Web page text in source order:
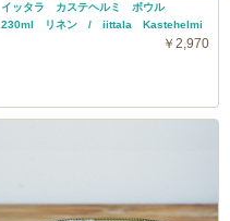
イッタラ カステヘルミ ボウル
230ml リネン / iittala Kastehelmi
￥2,970